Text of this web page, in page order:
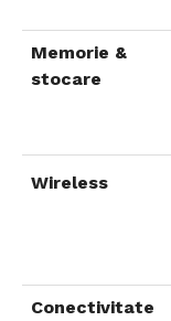
Memorie &
stocare
Wireless
Conectivitate